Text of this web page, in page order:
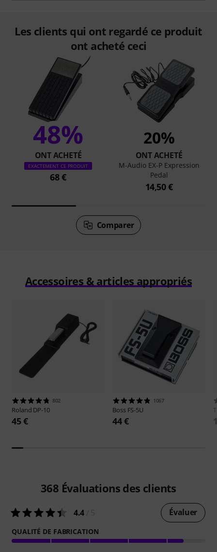
Les clients qui ont regardé ce produit
ont acheté ceci
48%
ONT ACHETÉ
EXACTEMENT CE PRODUIT
68 €
20%
ONT ACHETÉ
M-Audio EX-P Expression
Pedal
14,50 €
Comparer
Accessoires & articles appropriés
802
Roland DP-10
45 €
1067
Boss FS-5U
44 €
368 Évaluations des clients
4.4 Évaluer
QUALITÉ DE FABRICATION